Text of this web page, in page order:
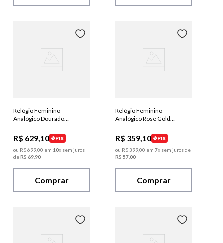
Relógio Feminino
Analógico Dourado
R$ 629,10
PIX
ou R$69900 em 10x sem juros
deR$ 69 90
Comprar
Relógio Feminino
Analógico Rose Gold
R$ 359,10
PIX
ou R$39900 em 7x sem juros de
R$ 5700
Comprar